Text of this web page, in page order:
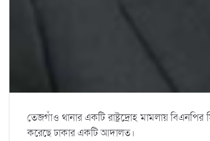
তেজগাঁও থানার একটি রাষ্ট্রদ্রোহ মামলায়
করেছে ঢাকার একটি আদালত।